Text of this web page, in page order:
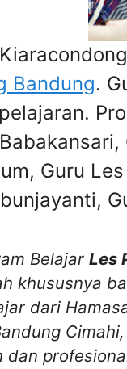
Bandung.
Guru
Belajar Les
khususnya
dari
dan